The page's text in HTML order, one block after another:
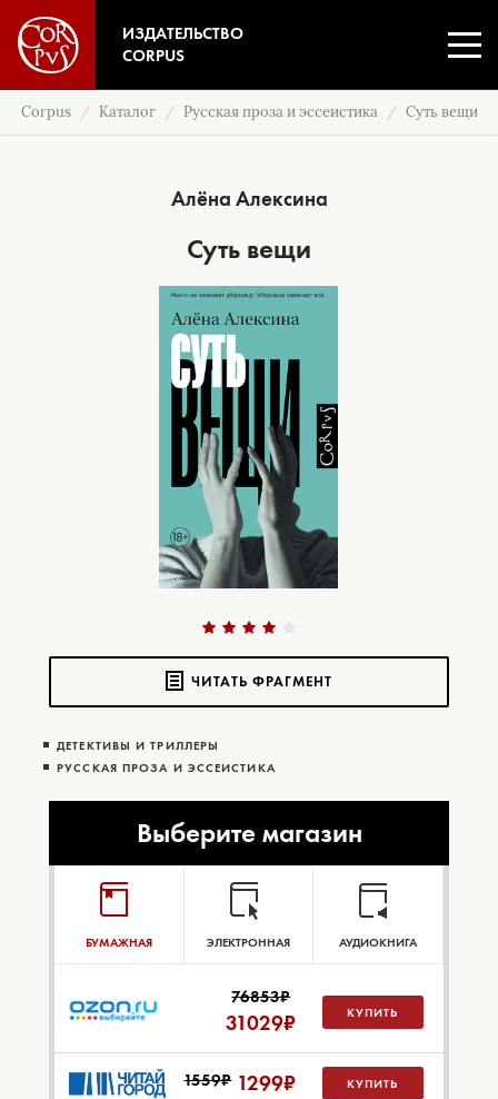
ИЗДАТЕЛЬСТВО
CORPUS
Corpus Каталог Русская проза и эссеистика Суть вещи
Алёна Алексина
Суть вещи
ЧИТАТЬ ФРАГМЕНТ
ДЕТЕКТИВЫ И ТРИЛЛЕРЫ
РУССКАЯ ПРОЗА И ЭССЕИСТИКА
Выберите магазин
БУМАЖНАЯ ЭЛЕКТРОННАЯ АУДИОКНИГА
76853₽
31029₽ КУПИТЬ
1559₽ 1299₽ КУПИТЬ